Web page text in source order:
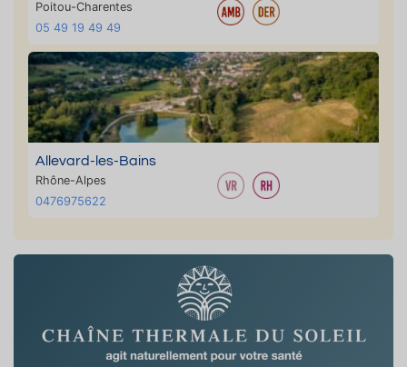
Poitou-Charentes
05 49 19 49 49
Allevard-les-Bains
Rhône-Alpes
0476975622